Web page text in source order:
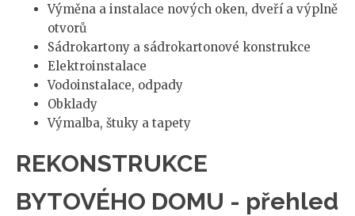
Výměna a instalace nových oken, dveří a výplně
otvorů
Sádrokartony a sádrokartonové konstrukce
Elektroinstalace
Vodoinstalace, odpady
Obklady
Výmalba, štuky a tapety
REKONSTRUKCE
BYTOVÉHO DOMU - přehled